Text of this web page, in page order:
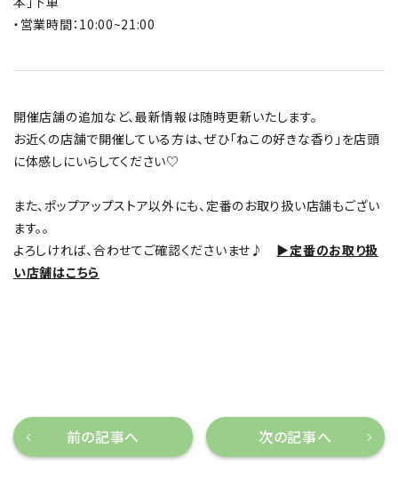
・営業時間：10:00~21:00
開催店舗の追加など、最新情報は随時更新いたします。
お近くの店舗で開催している方は、ぜひ「ねこの好きな香り」を店頭
に体感しにいらしてください♡
また、ポップアップストア以外にも、定番のお取り扱い店舗もござい
ます。。
よろしければ、合わせてご確認くださいませ♪ ▶定番のお取り扱
い店舗はこちら
前の記事へ 次の記事へ